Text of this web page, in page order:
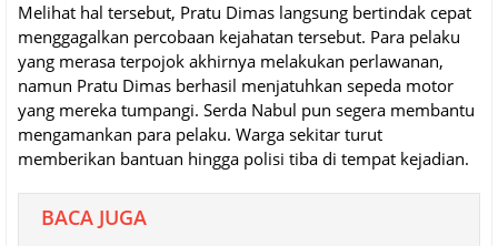
Melihat hal tersebut, Pratu Dimas langsung bertindak cepat
menggagalkan percobaan kejahatan tersebut. Para pelaku
yang merasa terpojok akhirnya melakukan perlawanan,
namun Pratu Dimas berhasil menjatuhkan sepeda motor
yang mereka tumpangi. Serda Nabul pun segera membantu
mengamankan para pelaku. Warga sekitar turut
memberikan bantuan hingga polisi tiba di tempat kejadian.
BACA JUGA